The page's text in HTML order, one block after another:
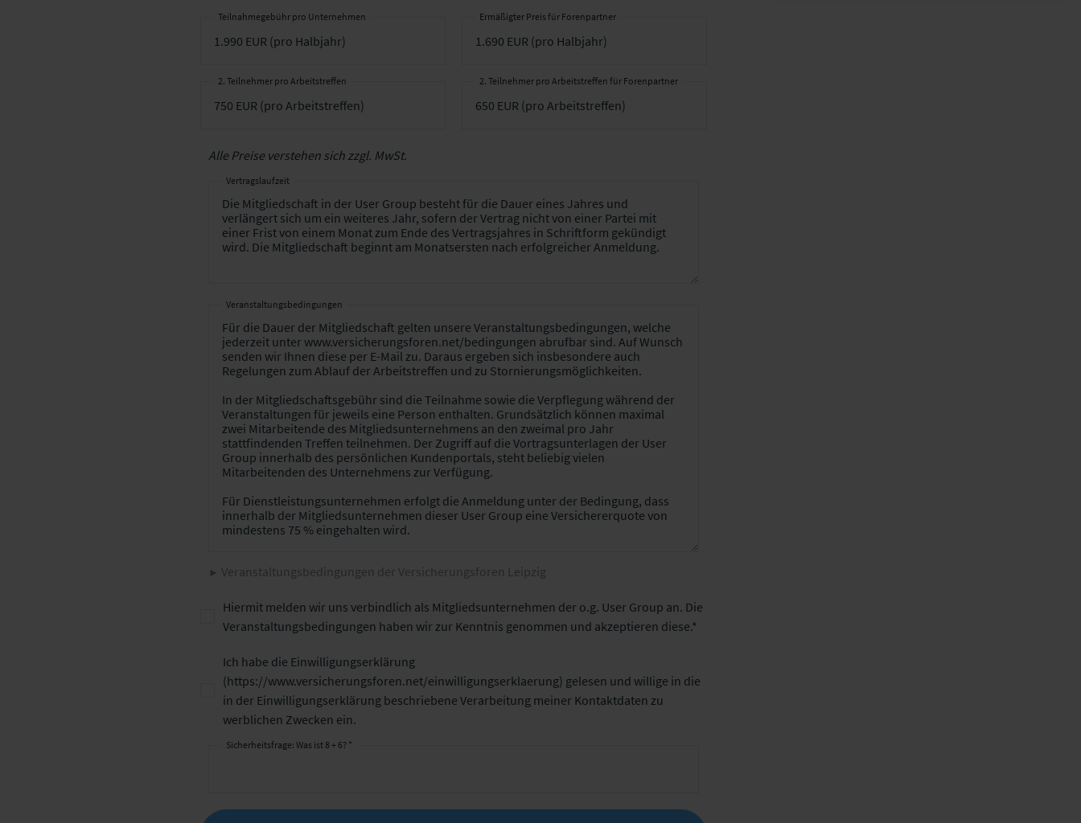
Teilnahmegebühr pro Unternehmen Ermäßigter Preis für Forenpartner
2. Teilnehmer pro Arbeitstreffen 2. Teilnehmer pro Arbeitstreffen für Forenpartner
Alle Preise verstehen sich zzgl. MwSt.
Vertragslaufzeit
Veranstaltungsbedingungen
Veranstaltungsbedingungen der Versicherungsforen Leipzig
Hiermit melden wir uns verbindlich als Mitgliedsunternehmen der o.g. User Group an. Die
Veranstaltungsbedingungen haben wir zur Kenntnis genommen und akzeptieren diese.
Ich habe die Einwilligungserklärung
(https://www.versicherungsforen.net/einwilligungserklaerung) gelesen und willige in die
in der Einwilligungserklärung beschriebene Verarbeitung meiner Kontaktdaten zu
werblichen Zwecken ein.
Sicherheitsfrage: Was ist 8 + 6? *